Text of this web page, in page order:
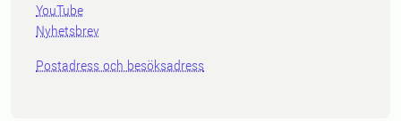
YouTube
Nyhetsbrev
Postadress och besöksadress